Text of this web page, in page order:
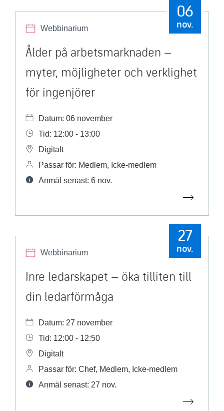
Webbinarium
06
nov.
Ålder på arbetsmarknaden –
myter, möjligheter och verklighet
för ingenjörer
Datum: 06 november
Tid: 12:00 - 13:00
Digitalt
Passar för: Medlem, Icke-medlem
Anmäl senast: 6 nov.
Webbinarium
27
nov.
Inre ledarskapet – öka tilliten till
din ledarförmåga
Datum: 27 november
Tid: 12:00 - 12:50
Digitalt
Passar för: Chef, Medlem, Icke-medlem
Anmäl senast: 27 nov.